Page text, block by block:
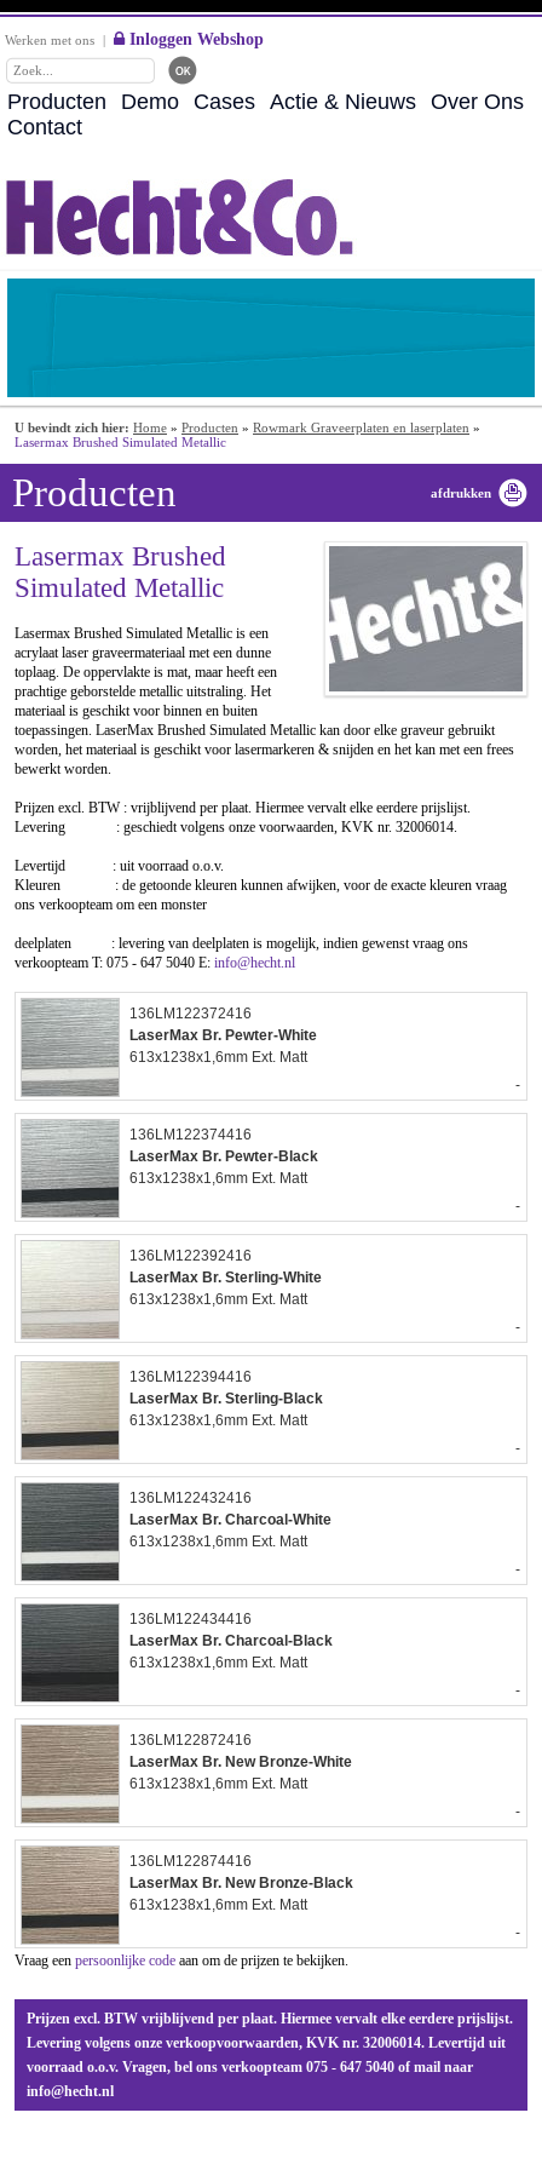
Werken met ons | Inloggen Webshop
Producten Demo Cases Actie & Nieuws Over Ons
Contact
U bevindt zich hier: Home » Producten » Rowmark Graveerplaten en laserplaten »
Lasermax Brushed Simulated Metallic
afdrukken
Producten
Lasermax Brushed
Simulated Metallic
Lasermax Brushed Simulated Metallic is een
acrylaat laser graveermateriaal met een dunne
toplaag. De oppervlakte is mat, maar heeft een
prachtige geborstelde metallic uitstraling. Het
materiaal is geschikt voor binnen en buiten
toepassingen. LaserMax Brushed Simulated Metallic kan door elke graveur gebruikt
worden, het materiaal is geschikt voor lasermarkeren & snijden en het kan met een frees
bewerkt worden.
Prijzen excl. BTW : vrijblijvend per plaat. Hiermee vervalt elke eerdere prijslijst.
Levering : geschiedt volgens onze voorwaarden, KVK nr. 32006014.
Levertijd : uit voorraad o.o.v.
Kleuren : de getoonde kleuren kunnen afwijken, voor de exacte kleuren vraag
ons verkoopteam om een monster
deelplaten : levering van deelplaten is mogelijk, indien gewenst vraag ons
verkoopteam T: 075 - 647 5040 E: info@hecht.nl
136LM122372416
LaserMax Br. Pewter-White
613x1238x1,6mm Ext. Matt
-
136LM122374416
LaserMax Br. Pewter-Black
613x1238x1,6mm Ext. Matt
-
136LM122392416
LaserMax Br. Sterling-White
613x1238x1,6mm Ext. Matt
-
136LM122394416
LaserMax Br. Sterling-Black
613x1238x1,6mm Ext. Matt
-
136LM122432416
LaserMax Br. Charcoal-White
613x1238x1,6mm Ext. Matt
-
136LM122434416
LaserMax Br. Charcoal-Black
613x1238x1,6mm Ext. Matt
-
136LM122872416
LaserMax Br. New Bronze-White
613x1238x1,6mm Ext. Matt
-
136LM122874416
LaserMax Br. New Bronze-Black
613x1238x1,6mm Ext. Matt
-
Vraag een persoonlijke code aan om de prijzen te bekijken.
Prijzen excl. BTW vrijblijvend per plaat. Hiermee vervalt elke eerdere prijslijst.
Levering volgens onze verkoopvoorwaarden, KVK nr. 32006014. Levertijd uit
voorraad o.o.v. Vragen, bel ons verkoopteam 075 - 647 5040 of mail naar
info@hecht.nl